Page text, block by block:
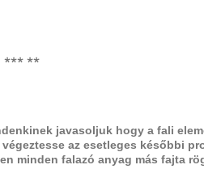
*** **
javasoljuk hogy a fali
az esetleges későbbi
minden falazó anyag más fajta